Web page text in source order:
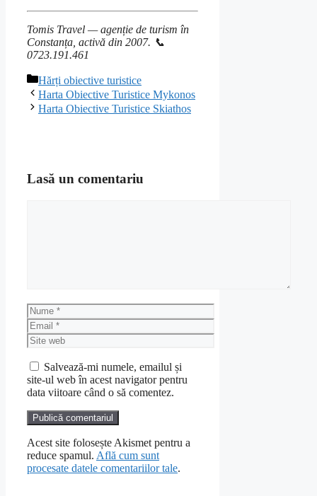
Tomis Travel — agenție de turism în
Constanța, activă din 2007. 📞
0723.191.461
Categorii
Hărți obiective turistice
Harta Obiective Turistice Mykonos
Harta Obiective Turistice Skiathos
Lasă un comentariu
Nume
Email
Site
web
Salvează-mi numele, emailul și
site-ul web în acest navigator pentru
data viitoare când o să comentez.
Acest site folosește Akismet pentru a
reduce spamul. Află cum sunt
procesate datele comentariilor tale.